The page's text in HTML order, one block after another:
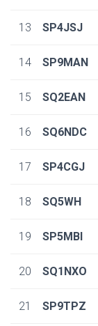
13 SP4JSJ
14 SP9MAN
15 SQ2EAN
16 SQ6NDC
17 SP4CGJ
18 SQ5WH
19 SP5MBI
20 SQ1NXO
21 SP9TPZ